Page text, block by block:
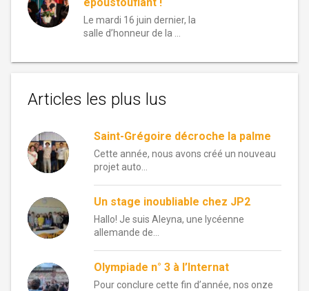
Le mardi 16 juin dernier, la
salle d’honneur de la …
Articles les plus lus
Saint-Grégoire décroche la palme
Cette année, nous avons créé un nouveau
projet auto...
Un stage inoubliable chez JP2
Hallo! Je suis Aleyna, une lycéenne
allemande de...
Olympiade n° 3 à l’Internat
Pour conclure cette fin d’année, nos onze